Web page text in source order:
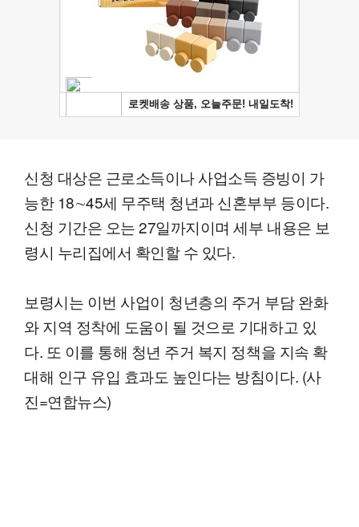
신청 대상은 근로소득이나 사업소득 증빙이 가
능한 18∼45세 무주택 청년과 신혼부부 등이다.
신청 기간은 오는 27일까지이며 세부 내용은 보
령시 누리집에서 확인할 수 있다.
보령시는 이번 사업이 청년층의 주거 부담 완화
와 지역 정착에 도움이 될 것으로 기대하고 있
다. 또 이를 통해 청년 주거 복지 정책을 지속 확
대해 인구 유입 효과도 높인다는 방침이다. (사
진=연합뉴스)